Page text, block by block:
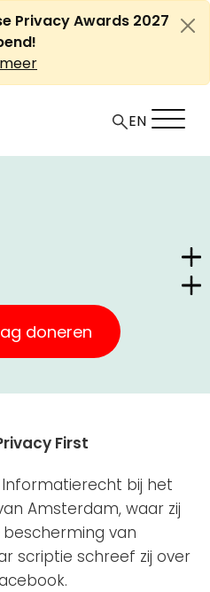
Privacy Awards 2027
doneren
EN
FIRST
januari, 2016
First
bij het
Amsterdam, waar zij
bescherming van
scriptie schreef zij over